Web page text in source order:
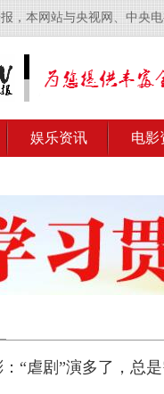
，本网站与央视网、中央电
娱乐资讯 电影
“虐剧”演多了，总